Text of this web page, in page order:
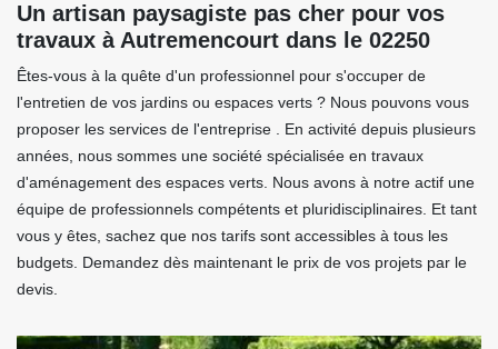
Un artisan paysagiste pas cher pour vos
travaux à Autremencourt dans le 02250
Êtes-vous à la quête d'un professionnel pour s'occuper de
l'entretien de vos jardins ou espaces verts ? Nous pouvons vous
proposer les services de l'entreprise . En activité depuis plusieurs
années, nous sommes une société spécialisée en travaux
d'aménagement des espaces verts. Nous avons à notre actif une
équipe de professionnels compétents et pluridisciplinaires. Et tant
vous y êtes, sachez que nos tarifs sont accessibles à tous les
budgets. Demandez dès maintenant le prix de vos projets par le
devis.